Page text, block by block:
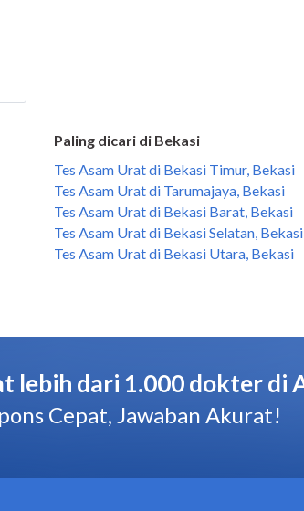
Paling dicari di Bekasi
Tes Asam Urat di Bekasi Timur, Bekasi
Tes Asam Urat di Tarumajaya, Bekasi
Tes Asam Urat di Bekasi Barat, Bekasi
Tes Asam Urat di Bekasi Selatan, Bekasi
Tes Asam Urat di Bekasi Utara, Bekasi